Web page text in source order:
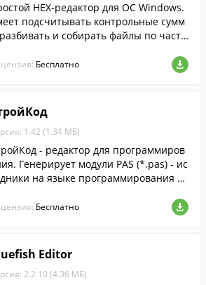
HEX-редактор для ОС Windows.
подсчитывать контрольные сумм
и собирать файлы по частя
...
Бесплатно
1.42 (1.34 МБ)
- редактор для программиров
Генерирует модули PAS (*.pas) - ис
на языке программирования Pa
в Delphi или Lazarus.
Бесплатно
Editor
2.2.10 (4.36 МБ)